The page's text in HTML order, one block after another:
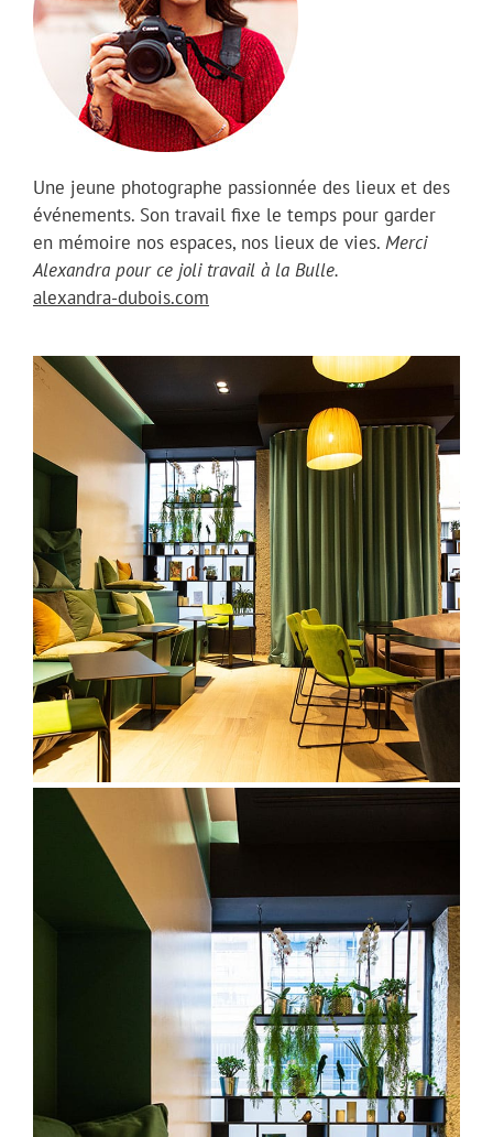
Une jeune photographe passionnée des lieux et des
événements. Son travail fixe le temps pour garder
en mémoire nos espaces, nos lieux de vies. Merci
Alexandra pour ce joli travail à la Bulle.
alexandra-dubois.com